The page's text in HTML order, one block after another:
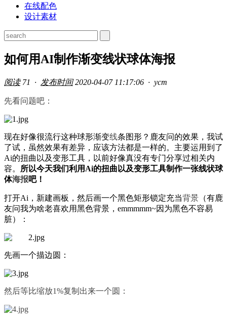
在线配色
设计素材
如何用AI制作渐变线状球体海报
阅读 71 · 发布时间 2020-04-07 11:17:06 · ycm
先看问题吧：
现在好像很流行这种球形渐变线条图形？鹿友问的效果，我试
了试，虽然效果有差异，应该方法都是一样的。主要运用到了
Ai的扭曲以及变形工具，以前好像真没有专门分享过相关内
容。 所以今天我们利用Ai的扭曲以及变形工具制作一张线状球
体海报吧！
打开Ai，新建画板，然后画一个黑色矩形锁定充当背景 （有鹿
友问我为啥老喜欢用黑色背景，emmmmm~因为黑色不容易
脏）：
先画一个描边圆：
然后等比缩放1%复制出来一个圆：